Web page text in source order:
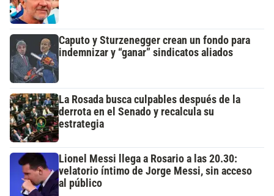
Caputo y Sturzenegger crean un fondo para
indemnizar y “ganar” sindicatos aliados
La Rosada busca culpables después de la
derrota en el Senado y recalcula su
estrategia
Lionel Messi llega a Rosario a las 20.30:
velatorio íntimo de Jorge Messi, sin acceso
al público